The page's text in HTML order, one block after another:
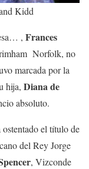
Kidd
, Frances
Norfolk, no
marcada por la
hija, Diana de
absoluto.
el título de
del Rey Jorge
, Vizconde